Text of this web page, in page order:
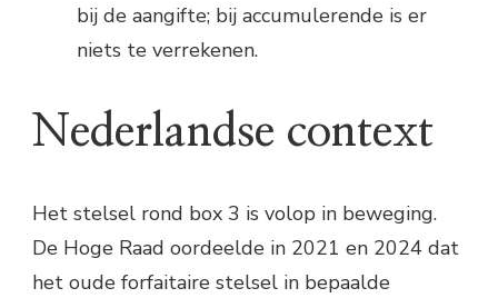
bij de aangifte; bij accumulerende is er
niets te verrekenen.
Nederlandse context
Het stelsel rond box 3 is volop in beweging.
De Hoge Raad oordeelde in 2021 en 2024 dat
het oude forfaitaire stelsel in bepaalde